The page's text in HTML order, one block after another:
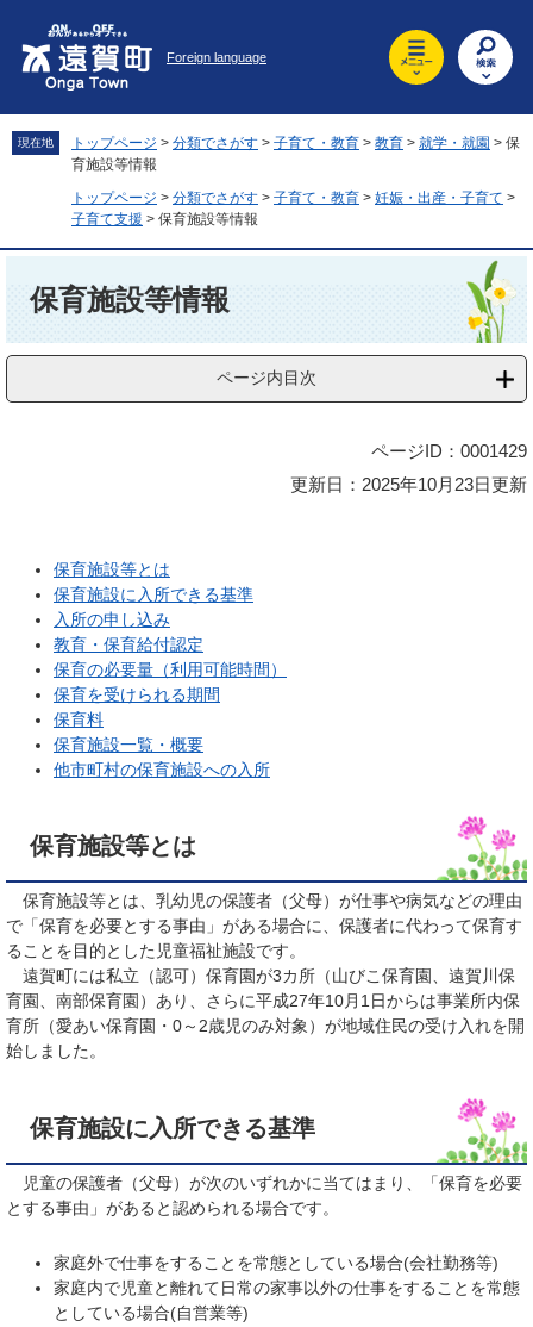
先
頭
を
飛
Foreign language
現在地 トップページ > 分類でさがす > 子育て・教育 > 教育 > 就学・就園 > 保
育施設等情報
トップページ > 分類でさがす > 子育て・教育 > 妊娠・出産・子育て >
子育て支援 > 保育施設等情報
保育施設等情報
ページ内目次
ページID：0001429
更新日：2025年10月23日更新
保育施設等とは
保育施設に入所できる基準
入所の申し込み
教育・保育給付認定
保育の必要量（利用可能時間）
保育を受けられる期間
保育料
保育施設一覧・概要
他市町村の保育施設への入所
保育施設等とは
保育施設等とは、乳幼児の保護者（父母）が仕事や病気などの理由
で「保育を必要とする事由」がある場合に、保護者に代わって保育す
ることを目的とした児童福祉施設です。
遠賀町には私立（認可）保育園が3カ所（山びこ保育園、遠賀川保
育園、南部保育園）あり、さらに平成27年10月1日からは事業所内保
育所（愛あい保育園・0～2歳児のみ対象）が地域住民の受け入れを開
始しました。
保育施設に入所できる基準
児童の保護者（父母）が次のいずれかに当てはまり、「保育を必要
とする事由」があると認められる場合です。
家庭外で仕事をすることを常態としている場合(会社勤務等)
家庭内で児童と離れて日常の家事以外の仕事をすることを常態
としている場合(自営業等)